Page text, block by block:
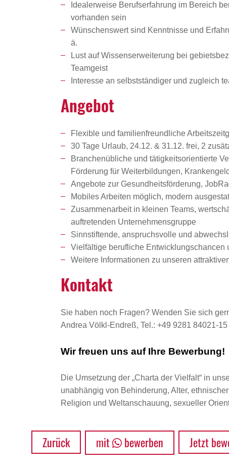
Idealerweise Berufserfahrung im Bereich
vorhanden sein
Wünschenswert sind Kenntnisse und
ä.
Lust auf Wissenserweiterung bei
Teamgeist
Interesse an selbstständiger und zugleich
Angebot
Flexible und familienfreundliche
30 Tage Urlaub, 24.12. & 31.12. frei, 2
Branchenübliche und tätigkeitsorientierte
Förderung für Weiterbildungen,
Angebote zur Gesundheitsförderung,
Mobiles Arbeiten möglich, modern
Zusammenarbeit in kleinen Teams,
auftretenden Unternehmensgruppe
Sinnstiftende, anspruchsvolle und
Vielfältige berufliche
Weitere Informationen zu unseren
Kontakt
Sie haben noch Fragen? Wenden Sie sich
Andrea Völkl-Endreß, Tel.: +49 9281 84021-15
Wir freuen uns auf Ihre Bewerbung!
Die Umsetzung der „Charta der Vielfalt“ in
unabhängig von Behinderung, Alter,
Religion und Weltanschauung, sexueller
Zurück mit bewerben Jetzt